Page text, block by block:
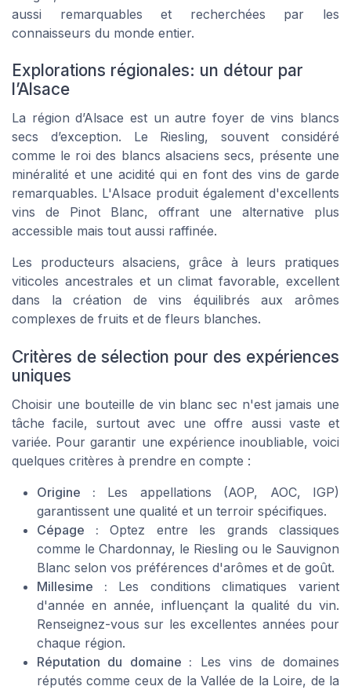
aussi remarquables et recherchées par les
connaisseurs du monde entier.
Explorations régionales: un détour par
l’Alsace
La région d’Alsace est un autre foyer de vins blancs
secs d’exception. Le Riesling, souvent considéré
comme le roi des blancs alsaciens secs, présente une
minéralité et une acidité qui en font des vins de garde
remarquables. L'Alsace produit également d'excellents
vins de Pinot Blanc, offrant une alternative plus
accessible mais tout aussi raffinée.
Les producteurs alsaciens, grâce à leurs pratiques
viticoles ancestrales et un climat favorable, excellent
dans la création de vins équilibrés aux arômes
complexes de fruits et de fleurs blanches.
Critères de sélection pour des expériences
uniques
Choisir une bouteille de vin blanc sec n'est jamais une
tâche facile, surtout avec une offre aussi vaste et
variée. Pour garantir une expérience inoubliable, voici
quelques critères à prendre en compte :
Origine : Les appellations (AOP, AOC, IGP)
garantissent une qualité et un terroir spécifiques.
Cépage : Optez entre les grands classiques
comme le Chardonnay, le Riesling ou le Sauvignon
Blanc selon vos préférences d'arômes et de goût.
Millesime : Les conditions climatiques varient
d'année en année, influençant la qualité du vin.
Renseignez-vous sur les excellentes années pour
chaque région.
Réputation du domaine : Les vins de domaines
réputés comme ceux de la Vallée de la Loire, de la